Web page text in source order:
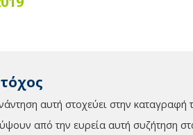
αυτή στοχεύει στην
από την ευρεία αυτή συζήτηση